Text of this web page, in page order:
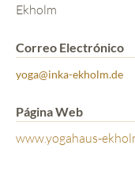
Ekholm
Correo Electrónico
yoga@inka-ekholm.de
Página Web
www.yogahaus-